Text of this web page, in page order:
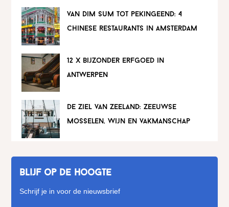
van dim sum tot pekingeend: 4
chinese restaurants in amsterdam
12 x bijzonder erfgoed in
antwerpen
de ziel van zeeland: zeeuwse
mosselen, wijn en vakmanschap
Blijf op de hoogte
Schrijf je in voor de nieuwsbrief